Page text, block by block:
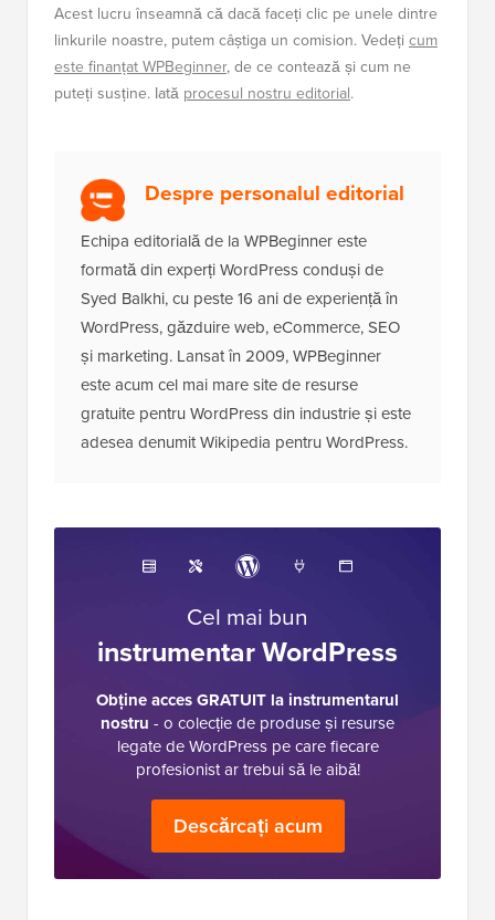
Acest lucru înseamnă că dacă faceți clic pe unele dintre
linkurile noastre, putem câștiga un comision. Vedeți cum
este finanțat WPBeginner, de ce contează și cum ne
puteți susține. Iată procesul nostru editorial.
Despre personalul editorial
Echipa editorială de la WPBeginner este
formată din experți WordPress conduși de
Syed Balkhi, cu peste 16 ani de experiență în
WordPress, găzduire web, eCommerce, SEO
și marketing. Lansat în 2009, WPBeginner
este acum cel mai mare site de resurse
gratuite pentru WordPress din industrie și este
adesea denumit Wikipedia pentru WordPress.
Cel mai bun
instrumentar WordPress
Obține acces GRATUIT la instrumentarul
nostru - o colecție de produse și resurse
legate de WordPress pe care fiecare
profesionist ar trebui să le aibă!
Descărcați acum